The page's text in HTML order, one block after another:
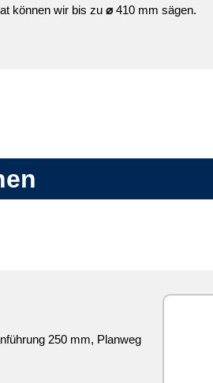
können wir bis zu ⌀ 410 mm sägen.
250 mm, Planweg